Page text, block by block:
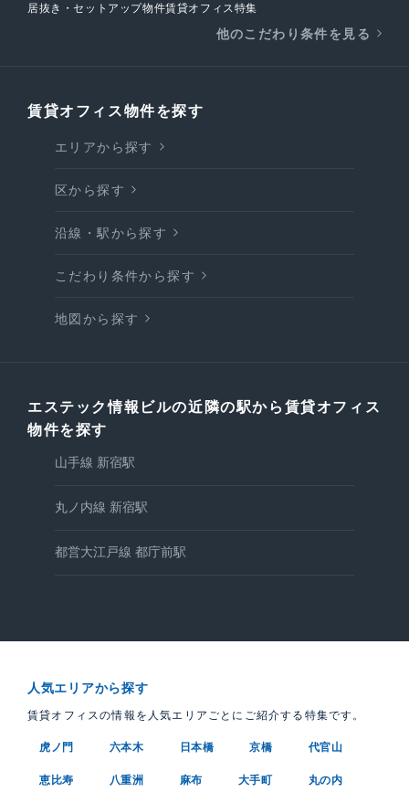
居抜き・セットアップ物件賃貸オフィス特集
他のこだわり条件を見る
賃貸オフィス物件を探す
エリアから探す
区から探す
沿線・駅から探す
こだわり条件から探す
地図から探す
エステック情報ビルの近隣の駅から賃貸オフィス
物件を探す
山手線 新宿駅
丸ノ内線 新宿駅
都営大江戸線 都庁前駅
人気エリアから探す
賃貸オフィスの情報を人気エリアごとにご紹介する特集です。
虎ノ門 六本木 日本橋 京橋 代官山
恵比寿 八重洲 麻布 大手町 丸の内